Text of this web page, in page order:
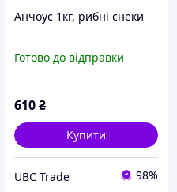
Анчоус 1кг, рибні снеки
Готово до відправки
610₴
Купити
UBC Trade 98%